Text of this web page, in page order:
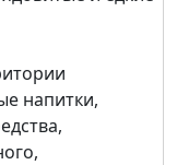
напитки,